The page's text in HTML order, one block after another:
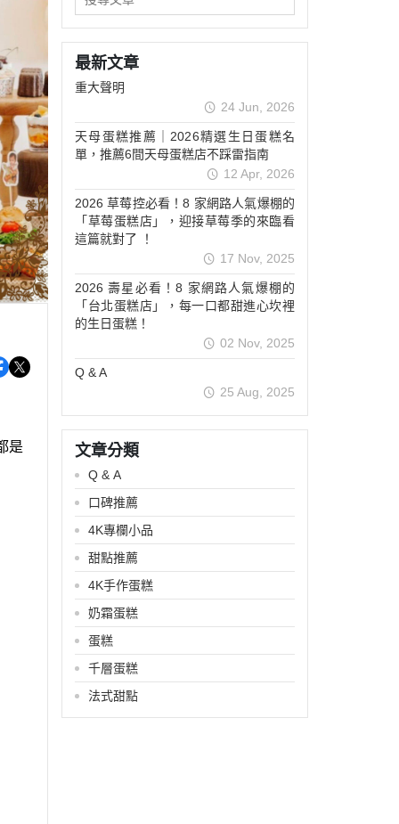
是
最新文章
重大聲明
24 Jun, 2026
天母蛋糕推薦｜2026精選生日蛋糕名
單，推薦6間天母蛋糕店不踩雷指南
12 Apr, 2026
2026 草莓控必看！8 家網路人氣爆棚的
「草莓蛋糕店」，迎接草莓季的來臨看
這篇就對了 ！
17 Nov, 2025
2026 壽星必看！8 家網路人氣爆棚的
「台北蛋糕店」，每一口都甜進心坎裡
的生日蛋糕！
02 Nov, 2025
Q & A
25 Aug, 2025
文章分類
Q & A
口碑推薦
4K專欄小品
甜點推薦
4K手作蛋糕
奶霜蛋糕
蛋糕
千層蛋糕
法式甜點